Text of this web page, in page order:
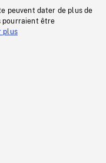
peuvent dater de plus de
pourraient être
plus